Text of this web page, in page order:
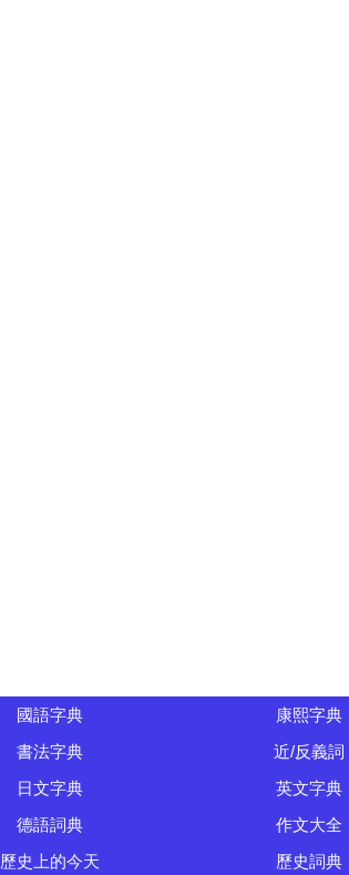
國語字典 康熙字典
書法字典 近/反義詞
日文字典 英文字典
德語詞典 作文大全
歷史上的今天 歷史詞典